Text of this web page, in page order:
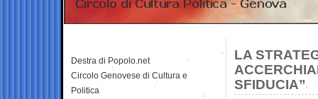
LA
SFIDUCIA”
Destra di Popolo.net
Circolo Genovese di Cultura e
Politica